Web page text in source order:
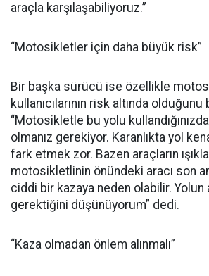
araçla karşılaşabiliyoruz.”
“Motosikletler için daha büyük risk”
Bir başka sürücü ise özellikle
kullanıcılarının risk altında
“Motosikletle bu yolu
olmanız gerekiyor. Karanlıkta yol
fark etmek zor. Bazen araçların
motosikletlinin önündeki aracı son
ciddi bir kazaya neden olabilir. Yolun
gerektiğini düşünüyorum” dedi.
“Kaza olmadan önlem alınmalı”